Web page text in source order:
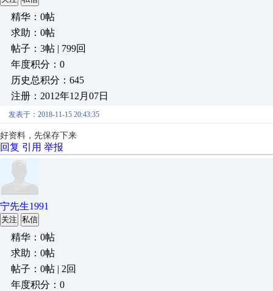
精华：0帖
求助：0帖
帖子：3帖 | 799回
年度积分：0
历史总积分：645
注册：2012年12月07日
发表于：2018-11-15 20:43:35
好资料，先保存下来
回复 引用 举报
宁先生1991
关注 私信
精华：0帖
求助：0帖
帖子：0帖 | 2回
年度积分：0